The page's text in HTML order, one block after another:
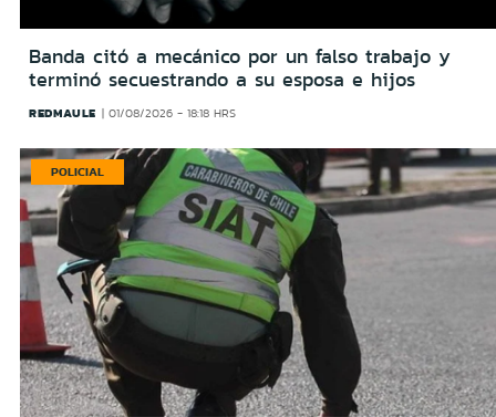
Banda citó a mecánico por un falso trabajo y
terminó secuestrando a su esposa e hijos
REDMAULE 01/08/2026 - 18:18 HRS
POLICIAL